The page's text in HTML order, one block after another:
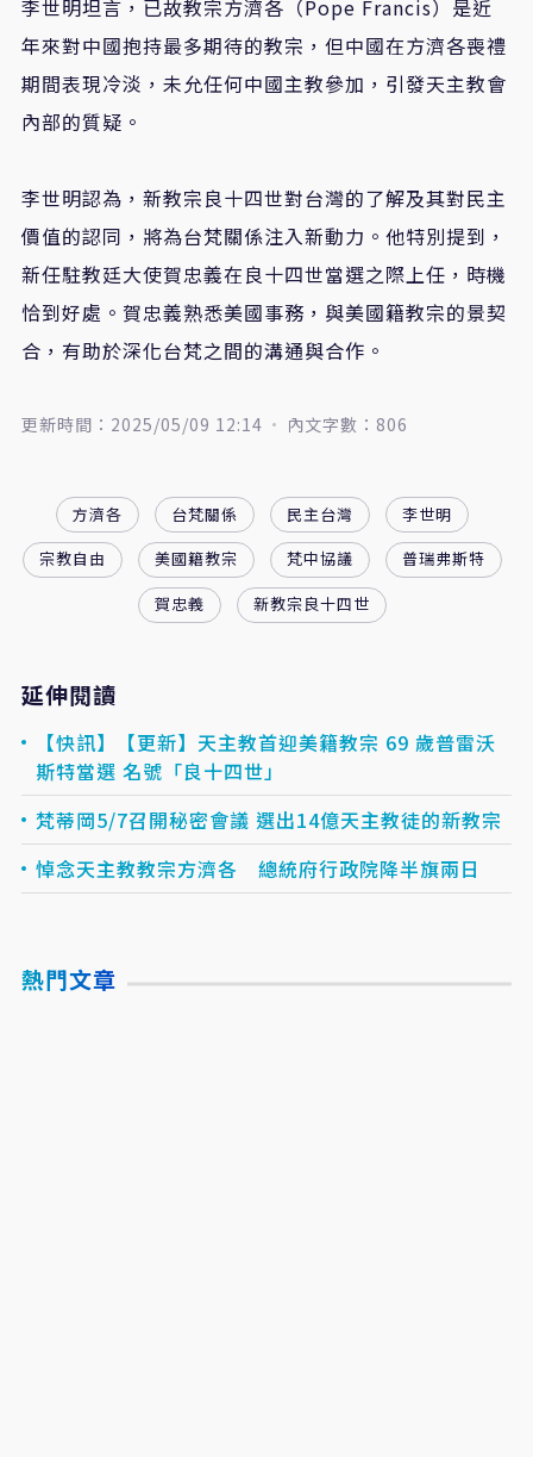
李世明坦言，已故教宗方濟各（Pope Francis）是近
年來對中國抱持最多期待的教宗，但中國在方濟各喪禮
期間表現冷淡，未允任何中國主教參加，引發天主教會
內部的質疑。
李世明認為，新教宗良十四世對台灣的了解及其對民主
價值的認同，將為台梵關係注入新動力。他特別提到，
新任駐教廷大使賀忠義在良十四世當選之際上任，時機
恰到好處。賀忠義熟悉美國事務，與美國籍教宗的景契
合，有助於深化台梵之間的溝通與合作。
更新時間：2025/05/09 12:14 內文字數：806
方濟各 台梵關係 民主台灣
李世明
宗教自由
美國籍教宗 梵中協議
普瑞弗斯特
賀忠義
新教宗良十四世
延伸閱讀
【快訊】【更新】天主教首迎美籍教宗 69 歲普雷沃
斯特當選 名號「良十四世」
梵蒂岡5/7召開秘密會議 選出14億天主教徒的新教宗
悼念天主教教宗方濟各 總統府行政院降半旗兩日
熱門文章